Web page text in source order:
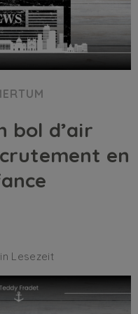
bol d’air
en
Lesezeit